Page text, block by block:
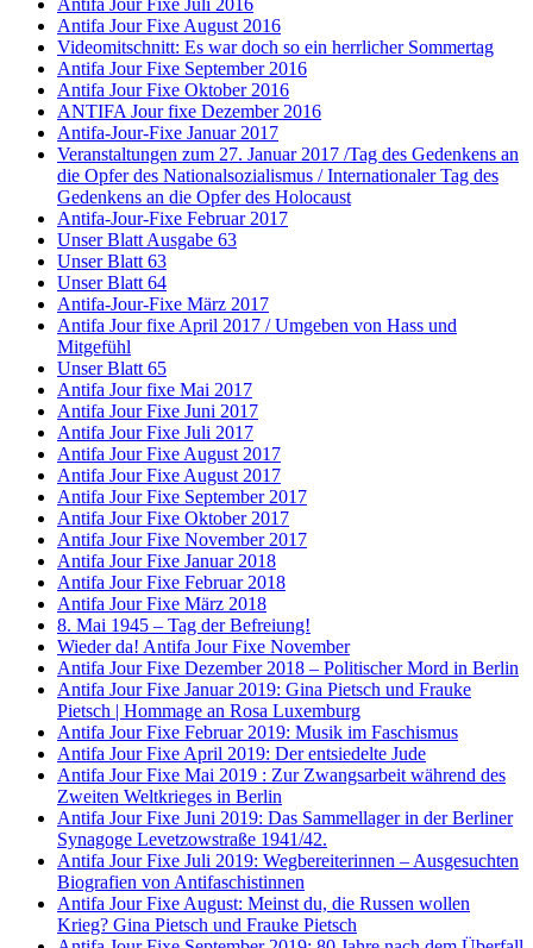
Antifa Jour Fixe August 2016
Videomitschnitt: Es war doch so ein herrlicher Sommertag
Antifa Jour Fixe September 2016
Antifa Jour Fixe Oktober 2016
ANTIFA Jour fixe Dezember 2016
Antifa-Jour-Fixe Januar 2017
Veranstaltungen zum 27. Januar 2017 /Tag des Gedenkens an
die Opfer des Nationalsozialismus / Internationaler Tag des
Gedenkens an die Opfer des Holocaust
Antifa-Jour-Fixe Februar 2017
Unser Blatt Ausgabe 63
Unser Blatt 63
Unser Blatt 64
Antifa-Jour-Fixe März 2017
Antifa Jour fixe April 2017 / Umgeben von Hass und
Mitgefühl
Unser Blatt 65
Antifa Jour fixe Mai 2017
Antifa Jour Fixe Juni 2017
Antifa Jour Fixe Juli 2017
Antifa Jour Fixe August 2017
Antifa Jour Fixe August 2017
Antifa Jour Fixe September 2017
Antifa Jour Fixe Oktober 2017
Antifa Jour Fixe November 2017
Antifa Jour Fixe Januar 2018
Antifa Jour Fixe Februar 2018
Antifa Jour Fixe März 2018
8. Mai 1945 – Tag der Befreiung!
Wieder da! Antifa Jour Fixe November
Antifa Jour Fixe Dezember 2018 – Politischer Mord in Berlin
Antifa Jour Fixe Januar 2019: Gina Pietsch und Frauke
Pietsch | Hommage an Rosa Luxemburg
Antifa Jour Fixe Februar 2019: Musik im Faschismus
Antifa Jour Fixe April 2019: Der entsiedelte Jude
Antifa Jour Fixe Mai 2019 : Zur Zwangsarbeit während des
Zweiten Weltkrieges in Berlin
Antifa Jour Fixe Juni 2019: Das Sammellager in der Berliner
Synagoge Levetzowstraße 1941/42.
Antifa Jour Fixe Juli 2019: Wegbereiterinnen – Ausgesuchten
Biografien von Antifaschistinnen
Antifa Jour Fixe August: Meinst du, die Russen wollen
Krieg? Gina Pietsch und Frauke Pietsch